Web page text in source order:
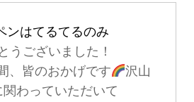
ンはてるてるのみ
うございました！
、皆のおかげです
沢山
わっていただいて